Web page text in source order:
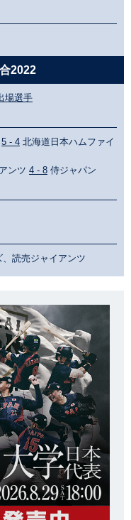
2022
場選手
5 - 4 北海道日本ハムファイ
ンツ 4 - 8 侍ジャパン
読売ジャイアンツ